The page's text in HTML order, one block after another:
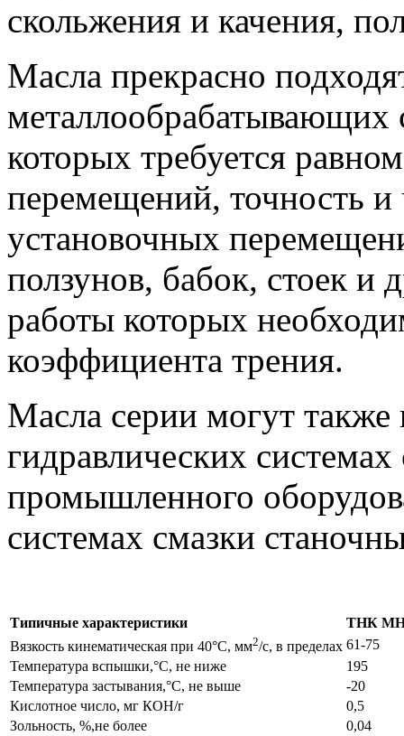
скольжения и качения,
Масла прекрасно
металлообрабатывающих
которых требуется
перемещений, точность и
установочных
ползунов, бабок, стоек и
работы которых
коэффициента трения.
Масла серии могут также
гидравлических
промышленного
системах смазки
Типичные характеристики
ТНК
Вязкость кинематическая при 40°С, мм2/с, в пределах 61-75
Температура вспышки,°С, не ниже
195
Температура застывания,°С, не выше
-20
Кислотное число, мг КОН/г
0,5
Зольность, %,не более
0,04